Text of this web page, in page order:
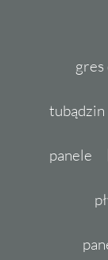
tubądzin
panele